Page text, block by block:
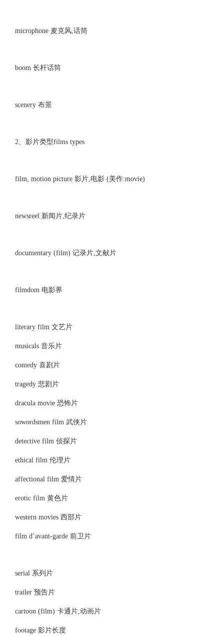
microphone 麦克风,话筒
boom 长杆话筒
scenery 布景
2、影片类型films types
film, motion picture 影片,电影 (美作:movie)
newsreel 新闻片,纪录片
documentary (film) 记录片,文献片
filmdom 电影界
literary film 文艺片
musicals 音乐片
comedy 喜剧片
tragedy 悲剧片
dracula movie 恐怖片
sowordsmen film 武侠片
detective film 侦探片
ethical film 伦理片
affectional film 爱情片
erotic film 黄色片
western movies 西部片
film d’avant-garde 前卫片
serial 系列片
trailer 预告片
cartoon (film) 卡通片,动画片
footage 影片长度